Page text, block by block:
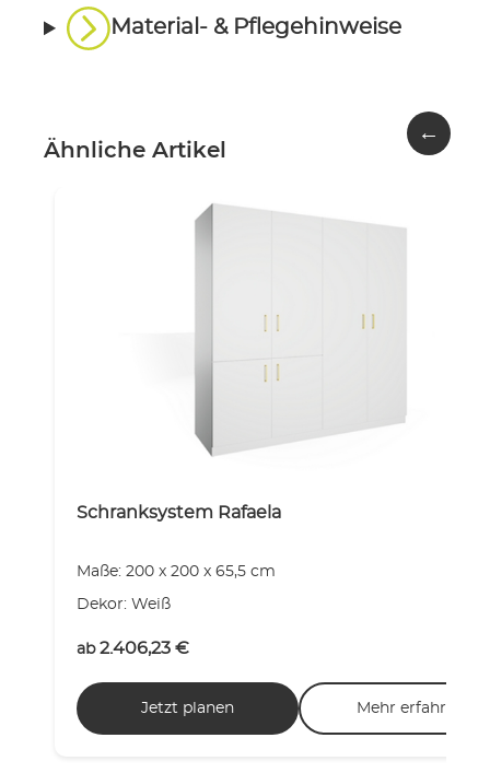
Material- & Pflegehinweise
Ähnliche Artikel
Schranksystem Rafaela
Maße: 200 x 200 x 65,5 cm
Dekor: Weiß
ab 2.406,23 €
Jetzt planen Mehr erfahren
←